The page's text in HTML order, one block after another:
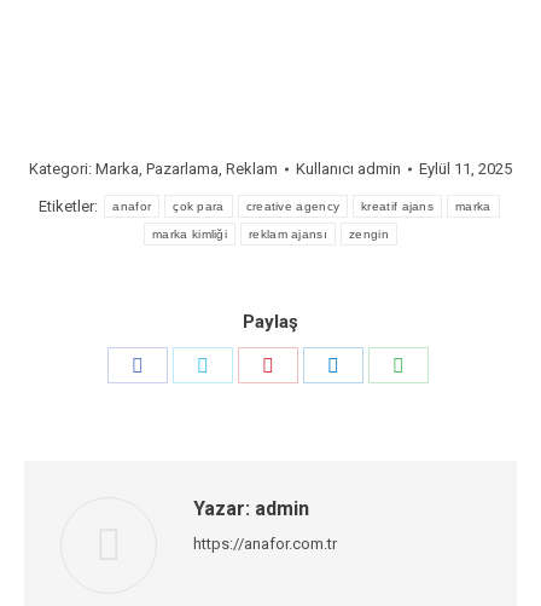
Kategori: Marka, Pazarlama, Reklam Kullanıcı admin Eylül 11, 2025
Etiketler: anafor çok para creative agency kreatif ajans marka
marka kimliği reklam ajansı zengin
Paylaş
Yazar: admin
https://anafor.com.tr